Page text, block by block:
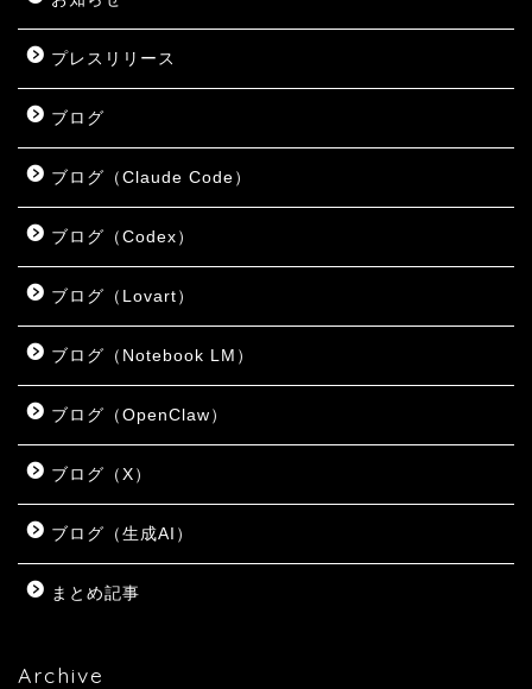
プレスリリース
ブログ
ブログ（Claude Code）
ブログ（Codex）
ブログ（Lovart）
ブログ（Notebook LM）
ブログ（OpenClaw）
ブログ（X）
ブログ（生成AI）
まとめ記事
Archive